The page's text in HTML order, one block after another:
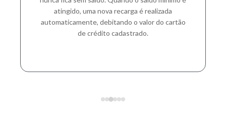
atingido, uma nova recarga é realizada
automaticamente, debitando o valor do cartão
de crédito cadastrado.
Ao avançar, estou ciente que meus dados poderão ser utilizados
para contato, via e-mail e/ou whatsapp, relacionado a esta proposta e
também aceito as condições desta oferta.
Pedir minha tag!